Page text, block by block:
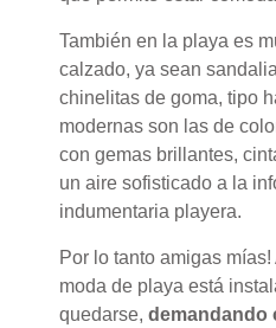
También en la playa es
calzado, ya sean
chinelitas de goma, tipo
modernas son las de
con gemas brillantes,
un aire sofisticado a la
indumentaria playera.
Por lo tanto amigas
moda de playa está
quedarse, demandando